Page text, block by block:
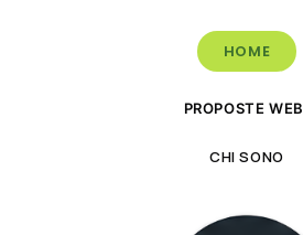
HOME
PROPOSTE WEB
CHI SONO